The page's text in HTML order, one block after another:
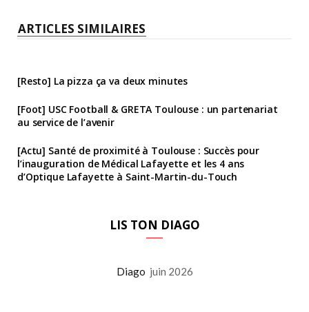
ARTICLES SIMILAIRES
[Resto] La pizza ça va deux minutes
[Foot] USC Football & GRETA Toulouse : un partenariat
au service de l’avenir
[Actu] Santé de proximité à Toulouse : Succès pour
l’inauguration de Médical Lafayette et les 4 ans
d’Optique Lafayette à Saint-Martin-du-Touch
LIS TON DIAGO
Diago juin 2026